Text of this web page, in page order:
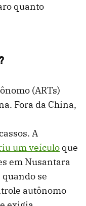
quanto
(ARTs)
Fora da China,
A
um veículo que
em Nusantara
se
autônomo